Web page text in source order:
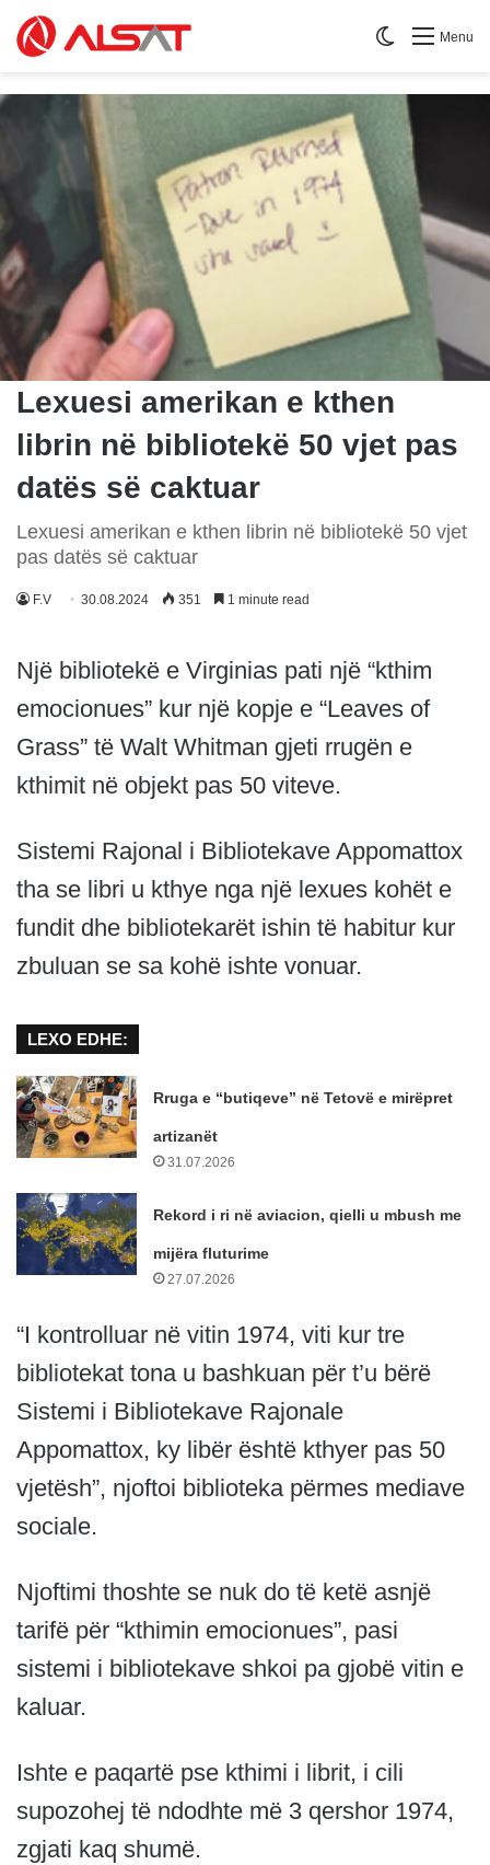
Menu
Switch skin
Lexuesi amerikan e kthen
librin në bibliotekë 50 vjet pas
datës së caktuar
Lexuesi amerikan e kthen librin në bibliotekë 50 vjet
pas datës së caktuar
F.V 30.08.2024 351 1 minute read
Një bibliotekë e Virginias pati një “kthim
emocionues” kur një kopje e “Leaves of
Grass” të Walt Whitman gjeti rrugën e
kthimit në objekt pas 50 viteve.
Sistemi Rajonal i Bibliotekave Appomattox
tha se libri u kthye nga një lexues kohët e
fundit dhe bibliotekarët ishin të habitur kur
zbuluan se sa kohë ishte vonuar.
LEXO EDHE:
Rruga e “butiqeve” në Tetovë e mirëpret
artizanët
31.07.2026
Rekord i ri në aviacion, qielli u mbush me
mijëra fluturime
27.07.2026
“I kontrolluar në vitin 1974, viti kur tre
bibliotekat tona u bashkuan për t’u bërë
Sistemi i Bibliotekave Rajonale
Appomattox, ky libër është kthyer pas 50
vjetësh”, njoftoi biblioteka përmes mediave
sociale.
Njoftimi thoshte se nuk do të ketë asnjë
tarifë për “kthimin emocionues”, pasi
sistemi i bibliotekave shkoi pa gjobë vitin e
kaluar.
Ishte e paqartë pse kthimi i librit, i cili
supozohej të ndodhte më 3 qershor 1974,
zgjati kaq shumë.